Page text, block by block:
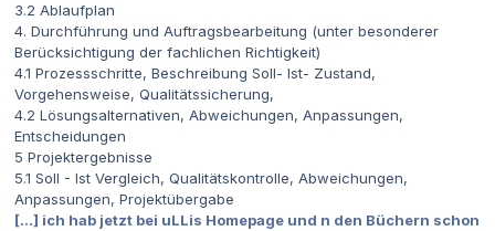
3.2 Ablaufplan
4. Durchführung und Auftragsbearbeitung (unter besonderer
Berücksichtigung der fachlichen Richtigkeit)
4.1 Prozessschritte, Beschreibung Soll- Ist- Zustand,
Vorgehensweise, Qualitätssicherung,
4.2 Lösungsalternativen, Abweichungen, Anpassungen,
Entscheidungen
5 Projektergebnisse
5.1 Soll - Ist Vergleich, Qualitätskontrolle, Abweichungen,
Anpassungen, Projektübergabe
[...] ich hab jetzt bei uLLis Homepage und n den Büchern schon